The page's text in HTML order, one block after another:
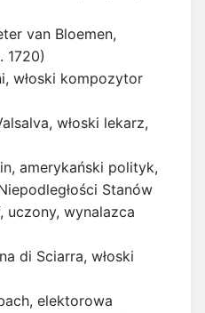
van Bloemen,
1720)
włoski kompozytor
włoski lekarz,
amerykański polityk,
Stanów
uczony, wynalazca
di Sciarra, włoski
elektorowa